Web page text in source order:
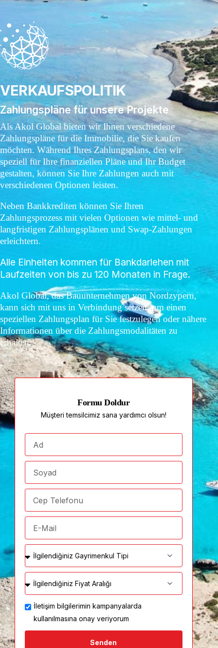
VERKAUFSPOLITIK
Zahlungspläne für unsere Projekte
Als Akol Global bieten wir Ihnen verschiedene
Zahlungspläne für die Immobilie, die Sie kaufen
möchten. Während Ihres Zahlungsplans, den wir
speziell für Ihre finanziellen Pläne und Ihr Budget
gestalten, können Sie Ihre Zahlungen auch mit
verschiedenen Optionen leisten.
Neben Bankkrediten können Sie Ihren
Zahlungsprozess mit vielen Optionen wie mittel- und
langfristigen Zahlungsplänen und Swap-Zahlungen
erleichtern.
Alle Einheiten kommen für Bankdarlehen mit
Laufzeiten von bis zu 120 Monaten in Frage.
Akol Global, das Bauunternehmen von Nordzypern,
kann sich mit uns in Verbindung setzen, um einen
speziellen Zahlungsplan für Sie festzulegen oder nähere
Informationen über die Zahlungsmodalitäten zu
erhalten.
Formu Doldur
Müşteri temsilcimiz sana yardımcı olsun!
İletişim bilgilerimin kampanyalarda
kullanılmasına onay veriyorum
Senden